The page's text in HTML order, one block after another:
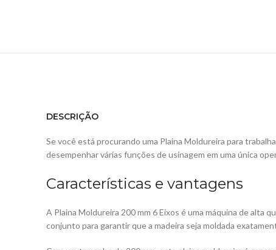
DESCRIÇÃO
Se você está procurando uma Plaina Moldureira para
desempenhar várias funções de usinagem em uma única
Características e vantagens
A Plaina Moldureira 200 mm 6 Eixos é uma máquina de alta
conjunto para garantir que a madeira seja moldada